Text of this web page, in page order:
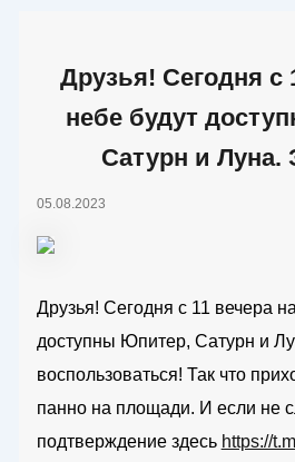
Друзья! Сегодня с
небе будут
Сатурн и
05.08.2023
Друзья! Сегодня с 11 вечера
доступны Юпитер, Сатурн и
воспользоваться! Так что
панно на площади. И если не
подтверждение здесь https://